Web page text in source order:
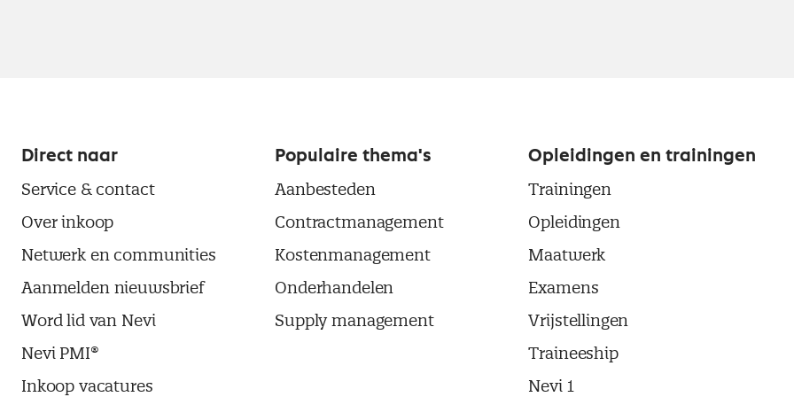
Direct naar
Service & contact
Over inkoop
Netwerk en communities
Aanmelden nieuwsbrief
Word lid van Nevi
Nevi PMI®
Inkoop vacatures
Populaire thema's
Aanbesteden
Contractmanagement
Kostenmanagement
Onderhandelen
Supply management
Opleidingen en trainingen
Trainingen
Opleidingen
Maatwerk
Examens
Vrijstellingen
Traineeship
Nevi 1